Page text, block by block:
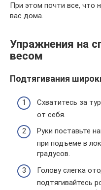
При этом почти все, что
вас дома.
Упражнения на
весом
Подтягивания
Схватитесь за
от себя.
Руки поставьте
при подъеме в
градусов.
Голову слегка
подтягивайтесь